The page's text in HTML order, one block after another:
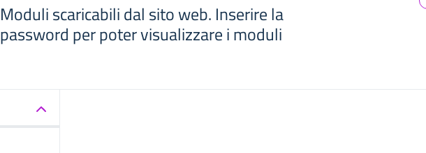
Moduli scaricabili dal sito web. Inserire la
password per poter visualizzare i moduli